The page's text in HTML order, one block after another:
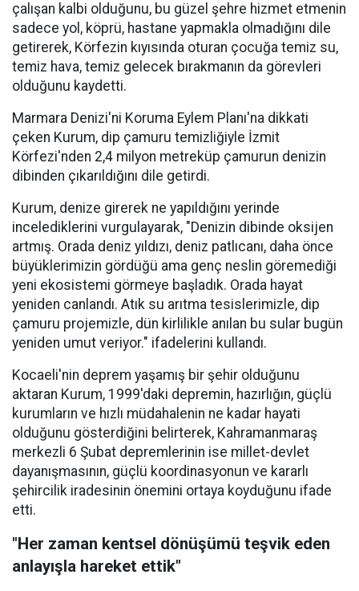
çalışan kalbi olduğunu, bu güzel şehre hizmet etmenin
sadece yol, köprü, hastane yapmakla olmadığını dile
getirerek, Körfezin kıyısında oturan çocuğa temiz su,
temiz hava, temiz gelecek bırakmanın da görevleri
olduğunu kaydetti.
Marmara Denizi'ni Koruma Eylem Planı'na dikkati
çeken Kurum, dip çamuru temizliğiyle İzmit
Körfezi'nden 2,4 milyon metreküp çamurun denizin
dibinden çıkarıldığını dile getirdi.
Kurum, denize girerek ne yapıldığını yerinde
incelediklerini vurgulayarak, "Denizin dibinde oksijen
artmış. Orada deniz yıldızı, deniz patlıcanı, daha önce
büyüklerimizin gördüğü ama genç neslin göremediği
yeni ekosistemi görmeye başladık. Orada hayat
yeniden canlandı. Atık su arıtma tesislerimizle, dip
çamuru projemizle, dün kirlilikle anılan bu sular bugün
yeniden umut veriyor." ifadelerini kullandı.
Kocaeli'nin deprem yaşamış bir şehir olduğunu
aktaran Kurum, 1999'daki depremin, hazırlığın, güçlü
kurumların ve hızlı müdahalenin ne kadar hayati
olduğunu gösterdiğini belirterek, Kahramanmaraş
merkezli 6 Şubat depremlerinin ise millet-devlet
dayanışmasının, güçlü koordinasyonun ve kararlı
şehircilik iradesinin önemini ortaya koyduğunu ifade
etti.
"Her zaman kentsel dönüşümü teşvik eden
anlayışla hareket ettik"